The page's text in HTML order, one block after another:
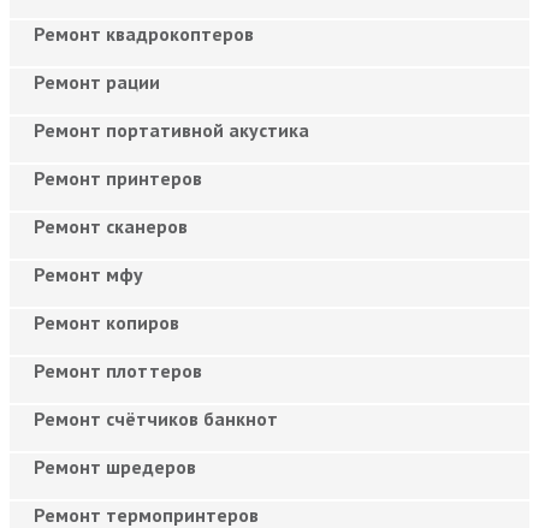
Ремонт квадрокоптеров
Ремонт рации
Ремонт портативной акустика
Ремонт принтеров
Ремонт сканеров
Ремонт мфу
Ремонт копиров
Ремонт плоттеров
Ремонт счётчиков банкнот
Ремонт шредеров
Ремонт термопринтеров